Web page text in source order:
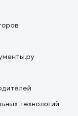
технологий